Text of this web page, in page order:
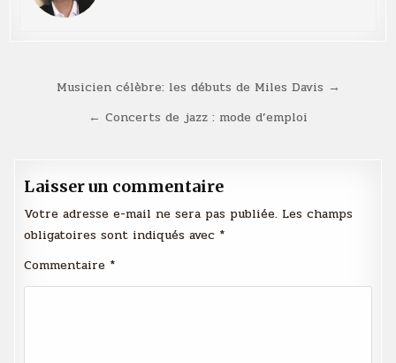
Navigation
Musicien célèbre: les débuts de Miles Davis →
← Concerts de jazz : mode d’emploi
Laisser un commentaire
Votre adresse e-mail ne sera pas publiée. Les champs
obligatoires sont indiqués avec *
Commentaire *